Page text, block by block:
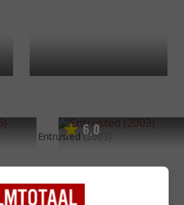
6,0
Entrusted (2003)